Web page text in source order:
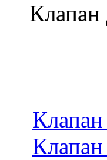
Клапан